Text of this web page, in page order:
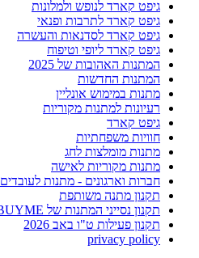
גיפט קארד לנופש ולמלונות
גיפט קארד לתרבות ופנאי
גיפט קארד לסדנאות והעשרה
גיפט קארד ליופי וטיפוח
המתנות האהובות של 2025
המתנות החדשות
מתנות במימוש אונליין
רעיונות למתנות מקוריות
גיפט קארד
חוויות משפחתיות
מתנות מומלצות לחג
מתנות מקוריות לאישה
חברות וארגונים - מתנות לעובדים
תקנון מתנה משותפת
תקנון נסייני המתנות של BUYME
תקנון פעילות ט"ו באב 2026
privacy policy